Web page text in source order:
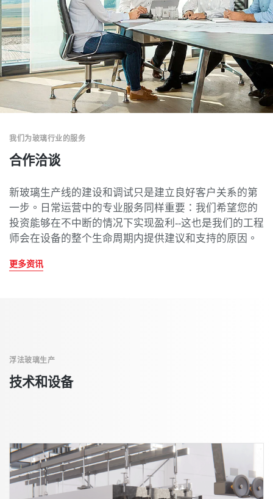
合作洽谈
我们为玻璃行业的服务
新玻璃生产线的建设和调试只是建立良好客户关系的第
一步。日常运营中的专业服务同样重要：我们希望您的
投资能够在不中断的情况下实现盈利--这也是我们的工程
师会在设备的整个生命周期内提供建议和支持的原因。
更多资讯
技术和设备
浮法玻璃生产